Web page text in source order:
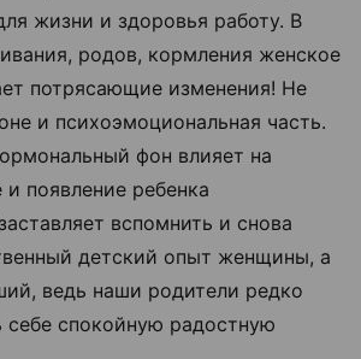
жизни и здоровья работу. В
родов, кормления женское
потрясающие изменения! Не
и психоэмоциональная часть.
фон влияет на
появление ребенка
вспомнить и снова
детский опыт женщины, а
ведь наши родители редко
себе спокойную радостную